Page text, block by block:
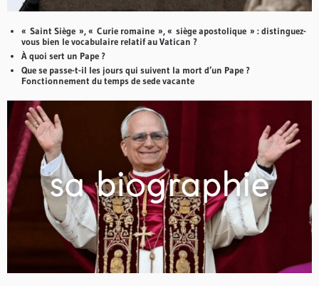
« Saint Siège », « Curie romaine », « siège apostolique » : distinguez-
vous bien le vocabulaire relatif au Vatican ?
À quoi sert un Pape ?
Que se passe-t-il les jours qui suivent la mort d’un Pape ?
Fonctionnement du temps de sede vacante